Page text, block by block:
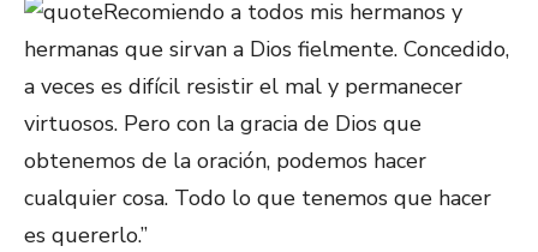
Recomiendo a todos mis hermanos y
hermanas que sirvan a Dios fielmente. Concedido,
a veces es difícil resistir el mal y permanecer
virtuosos. Pero con la gracia de Dios que
obtenemos de la oración, podemos hacer
cualquier cosa. Todo lo que tenemos que hacer
es quererlo.”